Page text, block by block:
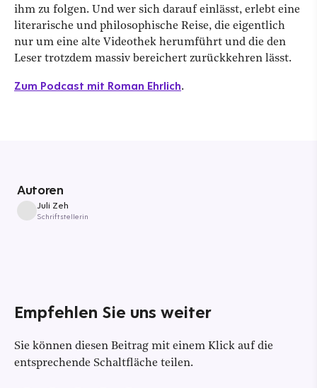
ihm zu folgen. Und wer sich darauf einlässt, erlebt eine
literarische und philosophische Reise, die eigentlich
nur um eine alte Videothek herumführt und die den
Leser trotzdem massiv bereichert zurückkehren lässt.
Zum Podcast mit Roman Ehrlich.
Autoren
Juli Zeh
Schriftstellerin
Empfehlen Sie uns weiter
Sie können diesen Beitrag mit einem Klick auf die
entsprechende Schaltfläche teilen.